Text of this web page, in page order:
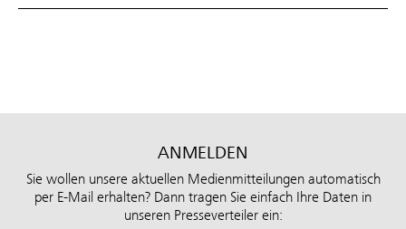
ANMELDEN
Sie wollen unsere aktuellen Medienmitteilungen automatisch
per E-Mail erhalten? Dann tragen Sie einfach Ihre Daten in
unseren Presseverteiler ein: